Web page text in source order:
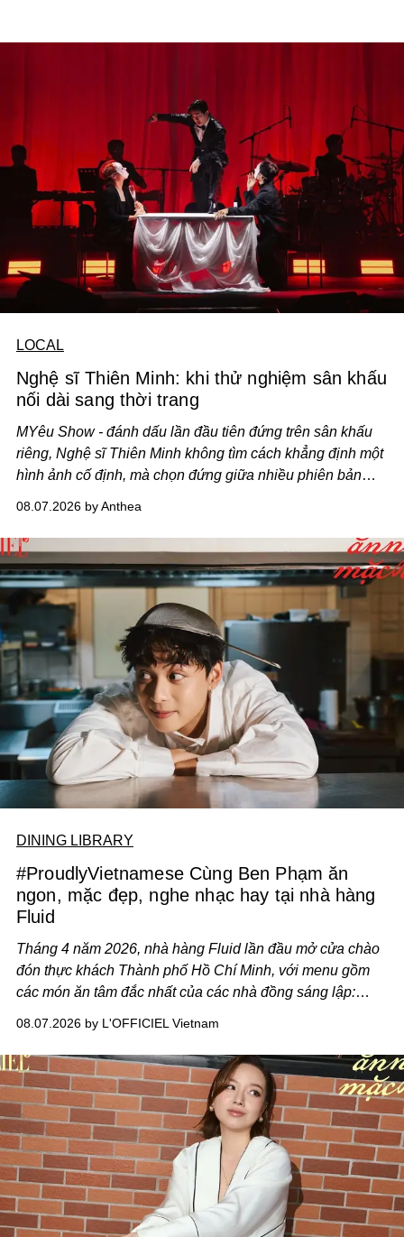
LOCAL
Nghệ sĩ Thiên Minh: khi thử nghiệm sân khấu
nối dài sang thời trang
MYêu Show - đánh dấu lần đầu tiên đứng trên sân khấu
riêng, Nghệ sĩ Thiên Minh không tìm cách khẳng định một
hình ảnh cố định, mà chọn đứng giữa nhiều phiên bản
một bộ suit lụa - như một cách "take the risk" khác, ngoài
âm nhạc.
08.07.2026 by Anthea
DINING LIBRARY
#ProudlyVietnamese Cùng Ben Phạm ăn
ngon, mặc đẹp, nghe nhạc hay tại nhà hàng
Fluid
Tháng 4 năm 2026, nhà hàng Fluid lần đầu mở cửa chào
đón thực khách Thành phố Hồ Chí Minh, với menu gồm
các món ăn tâm đắc nhất của các nhà đồng sáng lập:
món ăn đa dạng từ Á đến Âu nhanh chóng được yêu thích
nhờ cảm giác ngon miệng, thoải mái và cả khả năng
mang đến niềm vui cho thực khách.
08.07.2026 by L'OFFICIEL Vietnam